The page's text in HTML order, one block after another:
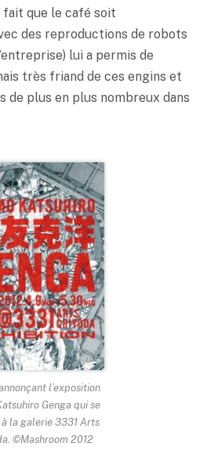
que le café soit
des reproductions de robots
lui a permis de
très friand de ces engins et
de plus en plus nombreux dans
l’exposition
Genga qui se
la galerie 3331 Arts
©Mashroom 2012